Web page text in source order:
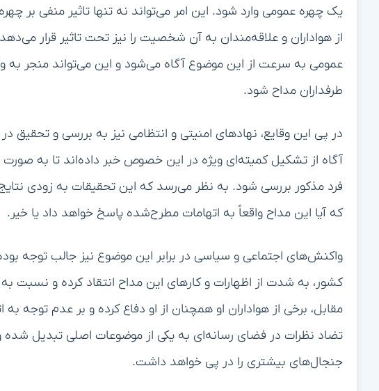
یک چهره عمومی وارد شود. این امر می‌تواند نه تنها تاثیر منفی بر
از هواداران و علاقه‌مندان به آن شخصیت را نیز تحت تاثیر قرار
عمومی به سرعت از این موضوع آگاه می‌شود و این می‌تواند منجر به
طرفداران مداح شود.
در پی این وقایع، نهادهای امنیتی و انتظامی نیز به بررسی و تحقیق
آگاه از تشکیل کمیته‌ای ویژه در این خصوص خبر داده‌اند تا به صورت
فرد مذکور بررسی شود. به نظر می‌رسد که این تحقیقات به زودی
که آیا این مداح واقعاً به اتهامات مطرح‌شده پاسخ خواهد داد یا خیر.
واکنش‌های اجتماعی و سیاسی در برابر این موضوع نیز جالب توجه
کشور، به شدت از اظهارات و کارهای این مداح انتقاد کرده و نسبت
مقابل، برخی از هواداران او همچنان از او دفاع کرده و بر عدم توجه
تضاد نظرات در فضای رسانه‌ای به یکی از موضوعات اصلی تبدیل
جنجال‌های بیشتری را در پی خواهد داشت.